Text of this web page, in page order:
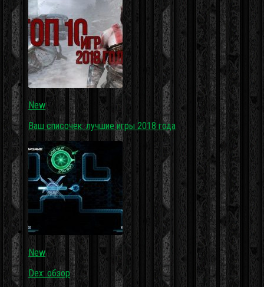
New
Ваш списочек: лучшие игры 2018 года
New
Dex: обзор